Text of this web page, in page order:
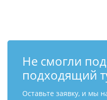
Не смогли
подходящий
Оставьте заявку, и мы